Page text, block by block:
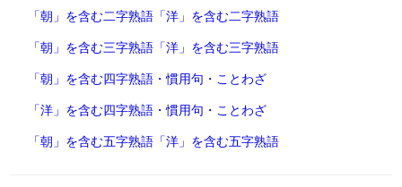
「朝」を含む二字熟語 「洋」を含む二字熟語
「朝」を含む三字熟語 「洋」を含む三字熟語
「朝」を含む四字熟語・慣用句・ことわざ
「洋」を含む四字熟語・慣用句・ことわざ
「朝」を含む五字熟語 「洋」を含む五字熟語